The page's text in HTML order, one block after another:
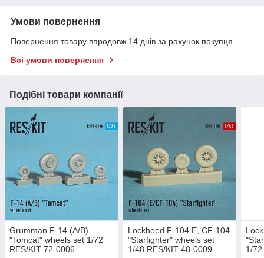
Умови повернення
Повернення товару впродовж 14 днів за рахунок покупця
Всі умови повернення
Подібні товари компанії
Grumman F-14 (A/B)
"Tomcat" wheels set 1/72
RES/KIT 72-0006
Lockheed F-104 E, CF-104
"Starfighter" wheels set
1/48 RES/KIT 48-0009
1/